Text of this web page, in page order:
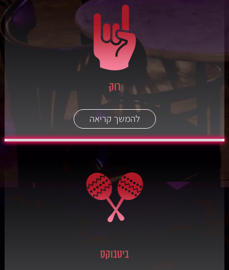
רוק
להמשך קריאה
ביטבוקס